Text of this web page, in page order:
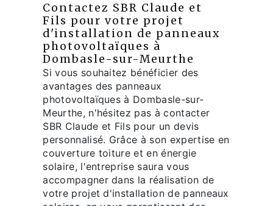
Contactez SBR Claude et
Fils pour votre projet
d'installation de panneaux
photovoltaïques à
Dombasle-sur-Meurthe
Si vous souhaitez bénéficier des
avantages des panneaux
photovoltaïques à Dombasle-sur-
Meurthe, n'hésitez pas à contacter
SBR Claude et Fils pour un devis
personnalisé. Grâce à son expertise en
couverture toiture et en énergie
solaire, l'entreprise saura vous
accompagner dans la réalisation de
votre projet d'installation de panneaux